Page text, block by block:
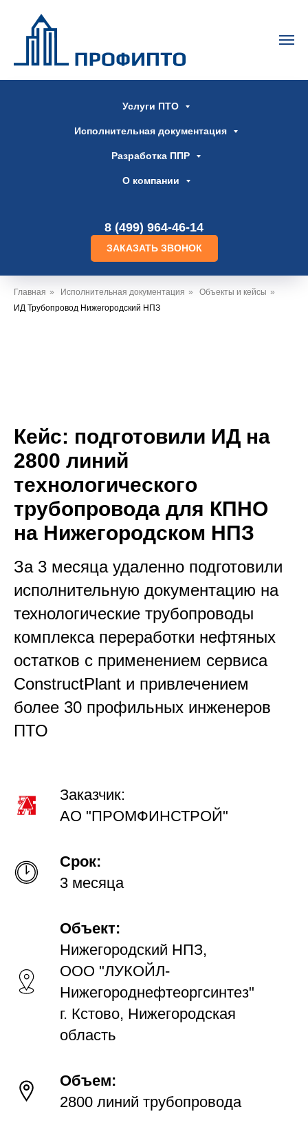
Услуги ПТО
Исполнительная документация
Разработка ППР
О компании
8 (499) 964-46-14
ЗАКАЗАТЬ ЗВОНОК
Главная » Исполнительная документация » Объекты и кейсы »
ИД Трубопровод Нижегородский НПЗ
Кейс: подготовили ИД на
2800 линий
технологического
трубопровода для КПНО
на Нижегородском НПЗ
За 3 месяца удаленно подготовили
исполнительную документацию на
технологические трубопроводы
комплекса переработки нефтяных
остатков с применением сервиса
ConstructPlant и привлечением
более 30 профильных инженеров
ПТО
Заказчик:
АО "ПРОМФИНСТРОЙ"
Срок:
3 месяца
Объект:
Нижегородский НПЗ,
ООО "ЛУКОЙЛ-
Нижегороднефтеоргсинтез"
г. Кстово, Нижегородская
область
Объем:
2800 линий трубопровода